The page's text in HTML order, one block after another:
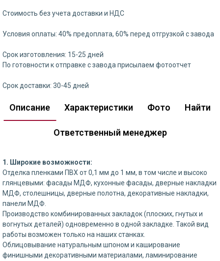
Стоимость без учета доставки и НДС
Условия оплаты: 40% предоплата, 60% перед отгрузкой с завода
Срок изготовления: 15-25 дней
По готовности к отправке с завода присылаем фотоотчет
Срок доставки: 30-45 дней
Описание Характеристики Фото Найти
Ответственный менеджер
1. Широкие возможности:
Отделка пленками ПВХ от 0,1 мм до 1 мм, в том числе и высоко
глянцевыми: фасады МДФ, кухонные фасады, дверные накладки
МДФ, столешницы, дверные полотна, декоративные накладки,
панели МДФ.
Производство комбинированных закладок (плоских, гнутых и
вогнутых деталей) одновременно в одной закладке. Такой вид
работы возможен только на наших станках.
Облицовывание натуральным шпоном и каширование
финишными декоративными материалами, ламинирование